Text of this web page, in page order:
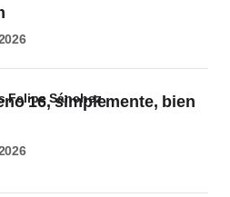
16, simplemente, bien
Felipe Sánchez